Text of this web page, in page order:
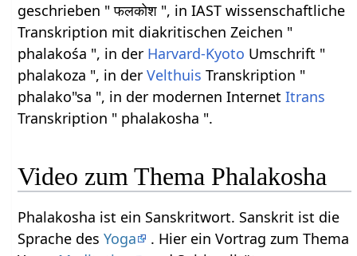
geschrieben " फलकोश ", in IAST wissenschaftliche
Transkription mit diakritischen Zeichen "
phalakośa ", in der Harvard-Kyoto Umschrift "
phalakoza ", in derVelthuis Transkription "
phalako"sa ", in der modernen InternetItrans
Transkription " phalakosha ".
Video zum Thema Phalakosha
Phalakosha ist ein Sanskritwort. Sanskrit ist die
Sprache desYoga
. Hier ein Vortrag zum Thema